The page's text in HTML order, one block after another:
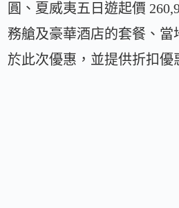
圓、夏威夷五日遊起價
務艙及豪華酒店的套餐、當
於此次優惠，並提供折扣優